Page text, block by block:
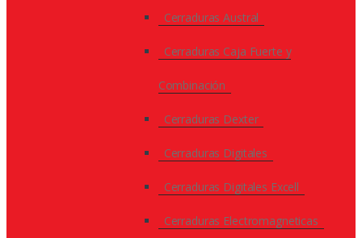
Cerraduras Austral
Cerraduras Caja Fuerte y
Combinación
Cerraduras Dexter
Cerraduras Digitales
Cerraduras Digitales Excell
Cerraduras Electromagneticas